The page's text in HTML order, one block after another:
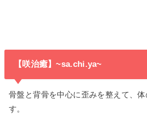
【咲治癒】~sa.chi.ya~
骨盤と背骨を中心に歪みを整えて、体
す。